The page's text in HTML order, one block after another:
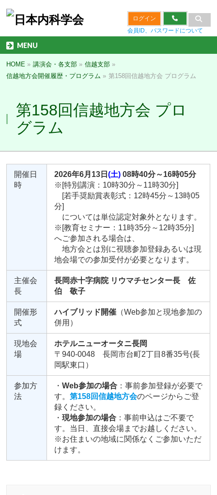
ログイン
会員ID、パスワードについて
MENU
HOME » 講演会・各支部 » 信越支部 »
信越地方会開催履歴・プログラム » 第158回信越地方会 プログラム
第158回信越地方会 プロ
グラム
開催日
時
2026年6月13日(土) 08時40分～16時05分
※[特別講演：10時30分～11時30分]
[若手奨励賞表彰式：12時45分～13時05
分]
については単位認定対象外となります。
※[教育セミナー：11時35分～12時35分]
へご参加される場合は、
地方会とは別に視聴参加登録あるいは現
地会場での参加受付が必要となります。
主催会
長
長岡赤十字病院 リウマチセンター長 佐
伯 敬子
開催形
式
ハイブリッド開催 （Web参加と現地参加の
併用）
現地会
場
ホテルニューオータニ長岡
〒940-0048 長岡市台町2丁目8番35号(長
岡駅東口）
参加方
法
・Web参加の場合 ：事前参加登録が必要で
す。第158回信越地方会のページからご登
録ください。
・現地参加の場合 ：事前申込はご不要で
す。当日、直接会場までお越しください。
※お住まいの地域に関係なくご参加いただ
けます。